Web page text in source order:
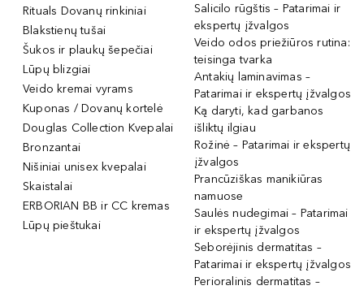
Rituals Dovanų rinkiniai
Blakstienų tušai
Šukos ir plaukų šepečiai
Lūpų blizgiai
Veido kremai vyrams
Kuponas / Dovanų kortelė
Douglas Collection Kvepalai
Bronzantai
Nišiniai unisex kvepalai
Skaistalai
ERBORIAN BB ir CC kremas
Lūpų pieštukai
Salicilo rūgštis – Patarimai ir
ekspertų įžvalgos
Veido odos priežiūros rutina:
teisinga tvarka
Antakių laminavimas –
Patarimai ir ekspertų įžvalgos
Ką daryti, kad garbanos
išliktų ilgiau
Rožinė – Patarimai ir ekspertų
įžvalgos
Prancūziškas manikiūras
namuose
Saulės nudegimai – Patarimai
ir ekspertų įžvalgos
Seborėjinis dermatitas –
Patarimai ir ekspertų įžvalgos
Perioralinis dermatitas –